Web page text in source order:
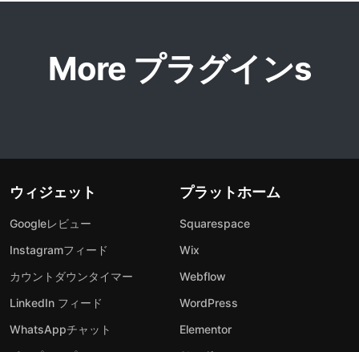
More プラグインs
ウィジェット
Googleレビュー
Instagramフィード
カウントダウンタイマー
LinkedIn フィード
WhatsAppチャット
プラットホーム
Squarespace
Wix
Webflow
WordPress
Elementor